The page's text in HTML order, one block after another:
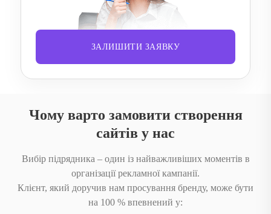
ЗАЛИШИТИ ЗАЯВКУ
Чому варто замовити створення
сайтів у нас
Вибір підрядника – один із найважливіших моментів в
організації рекламної кампанії.
Клієнт, який доручив нам просування бренду, може бути
на 100 % впевнений у: